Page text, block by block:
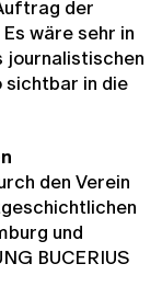
der
wäre sehr in
journalistischen
sichtbar in die
den Verein
und
BUCERIUS